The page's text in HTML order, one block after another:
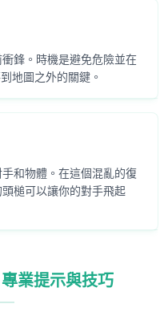
鋒。時機是避免危險並在
地圖之外的關鍵。
和物體。在這個混亂的復
槌可以讓你的對手飛起
業提示與技巧